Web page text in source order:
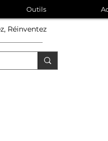
Réinventez
Outils